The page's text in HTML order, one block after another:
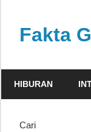
contentFakta
faktual
berbagai
HIBURAN
Cari